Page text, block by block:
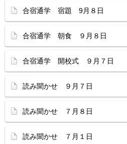
合宿通学 宿題 9月８日
合宿通学 朝食 ９月８日
合宿通学 開校式 ９月７日
読み聞かせ ９月７日
読み聞かせ ７月８日
読み聞かせ ７月１日